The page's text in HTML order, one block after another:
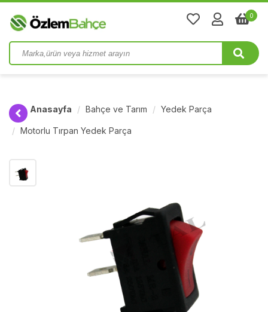
0
Anasayfa Bahçe ve Tarım Yedek Parça
Motorlu Tırpan Yedek Parça